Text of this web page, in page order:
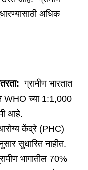
अधिक
ग्रामीण भारतात
WHO च्या 1:1,000
आहे.
केंद्रे (PHC)
सुधारित नाहीत.
भागातील 70%